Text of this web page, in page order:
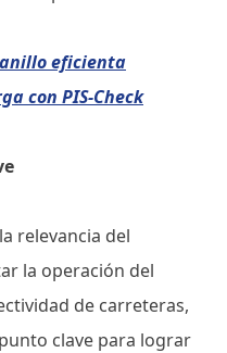
eficienta
con PIS-Check
relevancia del
la operación del
de carreteras,
clave para lograr